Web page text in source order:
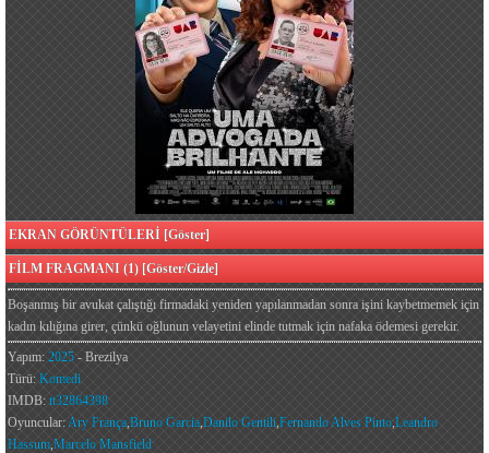
EKRAN GÖRÜNTÜLERİ [Göster]
FİLM FRAGMANI (1) [Göster/Gizle]
Boşanmış bir avukat çalıştığı firmadaki yeniden yapılanmadan sonra işini kaybetmemek için
kadın kılığına girer, çünkü oğlunun velayetini elinde tutmak için nafaka ödemesi gerekir.
Yapım: 2025 - Brezilya
Türü: Komedi
IMDB: tt32864398
Oyuncular:Ary França,Bruno Garcia,Danilo Gentili,Fernando Alves Pinto,Leandro
Hassum,Marcelo Mansfield